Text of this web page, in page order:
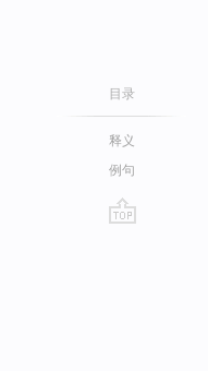
目录
释义
例句